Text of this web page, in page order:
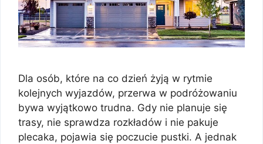
Dla osób, które na co dzień żyją w rytmie
kolejnych wyjazdów, przerwa w podróżowaniu
bywa wyjątkowo trudna. Gdy nie planuje się
trasy, nie sprawdza rozkładów i nie pakuje
plecaka, pojawia się poczucie pustki. A jednak